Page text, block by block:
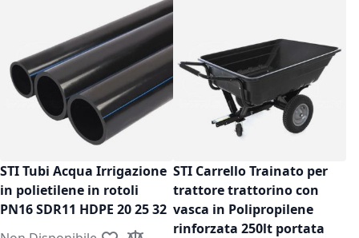
STI Tubi Acqua Irrigazione
in polietilene in rotoli
PN16 SDR11 HDPE 20 25 32
STI Carrello Trainato per
trattore trattorino con
vasca in Polipropilene
rinforzata 250lt portata